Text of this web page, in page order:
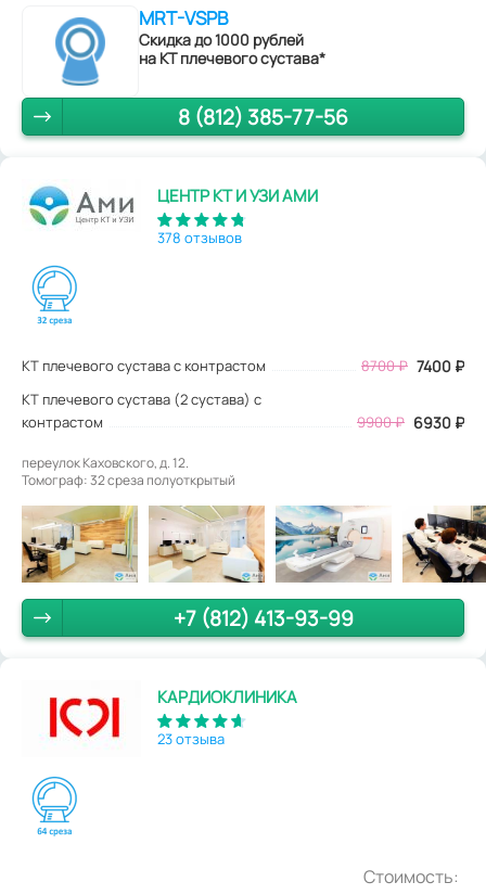
MRT-VSPB
Скидка до 1000 рублей
на КТ плечевого сустава*
8 (812) 385-77-56
ЦЕНТР КТ И УЗИ АМИ
378 отзывов
КТ плечевого сустава с контрастом 8700₽ 7400 ₽
КТ плечевого сустава (2 сустава) с
контрастом
9900 ₽ 6930 ₽
переулок Каховского, д. 12.
Томограф: 32 среза полуоткрытый
+7 (812) 413-93-99
КАРДИОКЛИНИКА
23 отзыва
Стоимость: